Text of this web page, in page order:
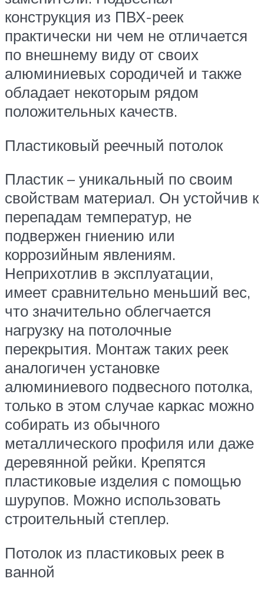
конструкция из ПВХ-реек
практически ни чем не отличается
по внешнему виду от своих
алюминиевых сородичей и также
обладает некоторым рядом
положительных качеств.
Пластиковый реечный потолок
Пластик – уникальный по своим
свойствам материал. Он устойчив к
перепадам температур, не
подвержен гниению или
коррозийным явлениям.
Неприхотлив в эксплуатации,
имеет сравнительно меньший вес,
что значительно облегчается
нагрузку на потолочные
перекрытия. Монтаж таких реек
аналогичен установке
алюминиевого подвесного потолка,
только в этом случае каркас можно
собирать из обычного
металлического профиля или даже
деревянной рейки. Крепятся
пластиковые изделия с помощью
шурупов. Можно использовать
строительный степлер.
Потолок из пластиковых реек в
ванной